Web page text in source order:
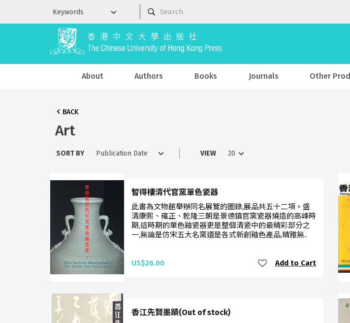
About Authors Books Journals Other
BACK
Art
SORT BY VIEW
暫得樓清代官窯單色瓷器
此書為文物館舉辦同名展覽的圖錄,展品共五十二項。盛
清康熙、雍正、乾隆三朝是景德鎮官窯瓷器燒造的高峰時
期,這時期的單色釉瓷器更是整個清瓷中的最精彩部分之
一,無論是仿宋五大名窯還是各式新創釉色產品,精雅無..
US$26.00 Add to Cart
香江先賢墨蹟(Out of stock)